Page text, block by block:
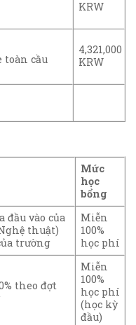
KRW
toàn cầu
4,321,000
KRW
Mức
học
bổng
vào của
thuật)
trường
Miễn
100%
học phí
theo đợt
Miễn
100%
học phí
(học kỳ
đầu)